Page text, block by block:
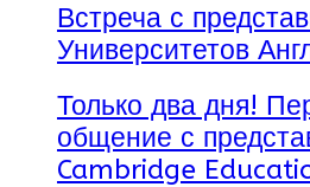
Встреча с
Университетов
Только два дня!
общение с
Cambridge